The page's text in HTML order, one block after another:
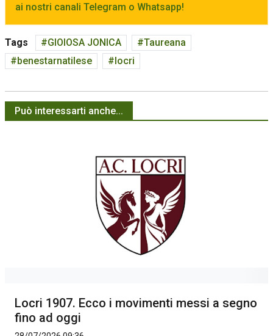
ai nostri canali Telegram o Whatsapp!
Tags GIOIOSA JONICA
Taureana
benestarnatilese
locri
Può interessarti anche...
Locri 1907. Ecco i movimenti messi a segno
fino ad oggi